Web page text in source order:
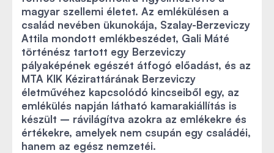
magyar szellemi életet. Az emlékülésen a
család nevében ükunokája, Szalay-Berzeviczy
Attila mondott emlékbeszédet, Gali Máté
történész tartott egy Berzeviczy
pályaképének egészét átfogó előadást, és az
MTA KIK Kézirattárának Berzeviczy
életművéhez kapcsolódó kincseiből egy, az
emlékülés napján látható kamarakiállítás is
készült – rávilágítva azokra az emlékekre és
értékekre, amelyek nem csupán egy családéi,
hanem az egész nemzetéi.